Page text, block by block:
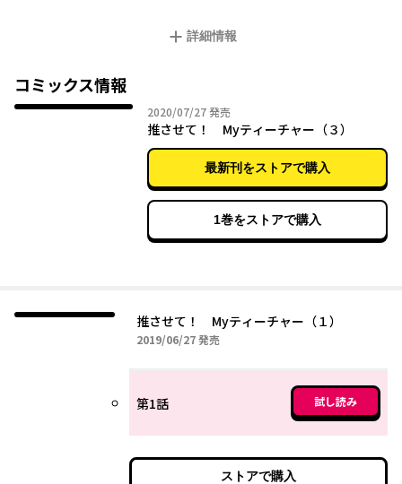
ルに！ そんな姿をちょっと気になる先輩教師にみられちゃっ
詳細情報
コミックス情報
2020/07/272020年07月27日
発売
推させて！ Myティーチャー（３）
最新刊をストアで購入
1巻をストアで購入
推させて！ Myティーチャー（１）
2019/06/272019年06月27日
発売
第1話 試し読み
ストアで購入